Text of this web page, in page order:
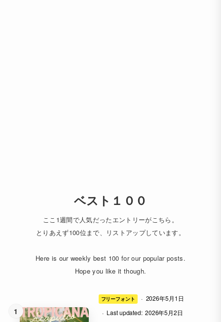
ベスト１００
ここ1週間で人気だったエントリーがこちら。
とりあえず100位まで、リストアップしています。
Here is our weekly best 100 for our popular posts.
Hope you like it though.
フリーフォント · 2026年5月1日
· Last updated: 2026年5月2日